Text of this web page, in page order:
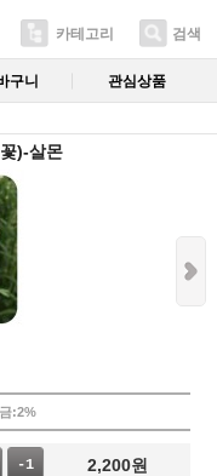
카테고리 검색
구니 관심상품
)-살몬
:2%
-1 2,200원